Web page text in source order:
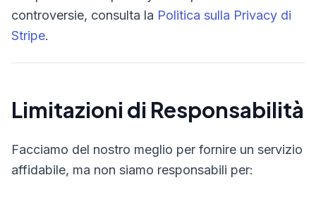
controversie, consulta la Politica sulla Privacy di
Stripe.
Limitazioni di Responsabilità
Facciamo del nostro meglio per fornire un servizio
affidabile, ma non siamo responsabili per: